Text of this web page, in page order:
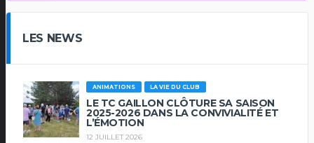
LES NEWS
ANIMATIONS LA VIE DU CLUB
LE TC GAILLON CLÔTURE SA SAISON
2025-2026 DANS LA CONVIVIALITÉ ET
L’ÉMOTION
12 JUILLET 2026